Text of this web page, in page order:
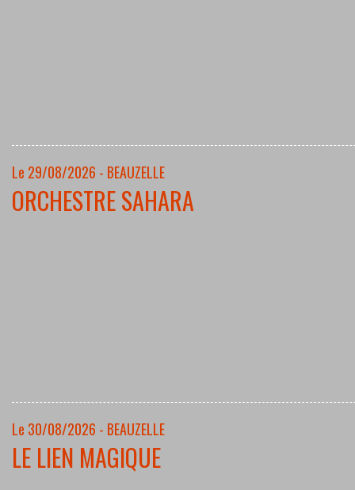
Le 29/08/2026 - BEAUZELLE
ORCHESTRE SAHARA
Le 30/08/2026 - BEAUZELLE
LE LIEN MAGIQUE